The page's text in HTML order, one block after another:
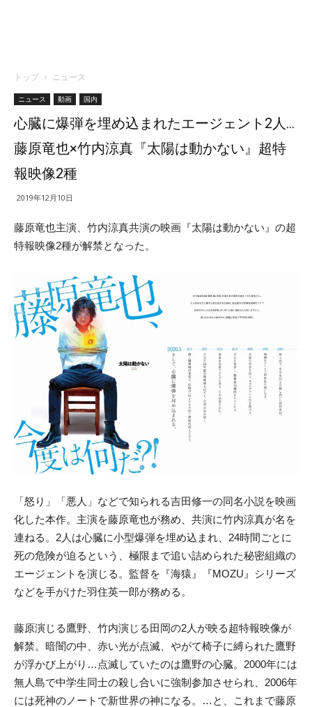
トップ ニュース
ニュース 動画 国内
心臓に爆弾を埋め込まれたエージェント2人…
藤原竜也×竹内涼真『太陽は動かない』超特
報映像2種
2019年12月10日
藤原竜也主演、竹内涼真共演の映画『太陽は動かない』の超
特報映像2種が解禁となった。
「怒り」「悪人」などで知られる吉田修一の同名小説を映画
化した本作。主演を藤原竜也が務め、共演に竹内涼真が名を
連ねる。2人は心臓に小型爆弾を埋め込まれ、24時間ごとに
死の危険が迫るという、極限まで追い詰められた秘密組織の
エージェントを演じる。監督を『海猿』『MOZU』シリーズ
などを手がけた羽住英一郎が務める。
藤原演じる鷹野、竹内演じる田岡の2人が映る超特報映像が
解禁。暗闇の中、赤い光が点滅、やがて椅子に縛られた鷹野
が浮かび上がり…点滅していたのは鷹野の心臓。2000年には
無人島で中学生同士の殺し合いに強制参加させられ、2006年
には死神のノートで新世界の神になる。…と、これまで藤原